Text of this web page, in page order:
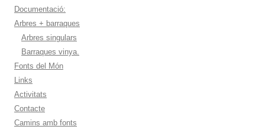
Documentació:
Arbres + barraques
Arbres singulars
Barraques vinya.
Fonts del Món
Links
Activitats
Contacte
Camins amb fonts